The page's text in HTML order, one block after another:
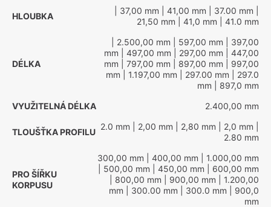
HLOUBKA
| 37,00 mm | 41,00 mm | 37.00 mm
21,50 mm | 41,0 mm | 41.0 mm
DÉLKA
| 2.500,00 mm | 597,00 mm | 397,00
mm | 497,00 mm | 297,00 mm | 447,00
mm | 797,00 mm | 897,00 mm | 997,00
mm | 1.197,00 mm | 297.00 mm | 297.0
mm | 897,0 mm
VYUŽITELNÁ DÉLKA
2.400,00 mm
TLOUŠŤKA PROFILU
2.0 mm | 2,00 mm | 2,80 mm | 2,0 mm
2.80 mm
PRO ŠÍŘKU
KORPUSU
300,00 mm | 400,00 mm | 1.000,00 mm
| 500,00 mm | 450,00 mm | 600,00 mm
| 800,00 mm | 900,00 mm | 1.200,00
mm | 300.00 mm | 300.0 mm | 900,0
mm